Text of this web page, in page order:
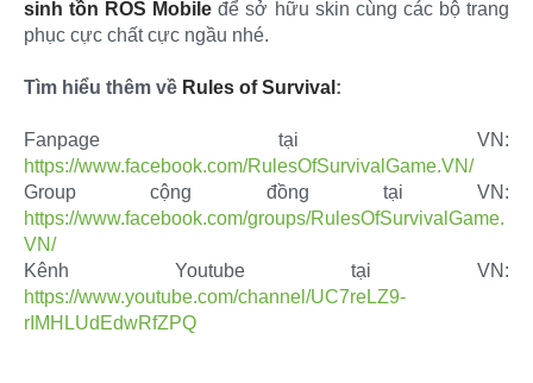
sinh tồn ROS Mobile để sở hữu skin cùng các bộ trang
phục cực chất cực ngầu nhé.
Tìm hiểu thêm về Rules of Survival :
Fanpage tại VN:
https://www.facebook.com/RulesOfSurvivalGame.VN/
Group cộng đồng tại VN:
https://www.facebook.com/groups/RulesOfSurvivalGame.
VN/
Kênh Youtube tại VN:
https://www.youtube.com/channel/UC7reLZ9-
rIMHLUdEdwRfZPQ